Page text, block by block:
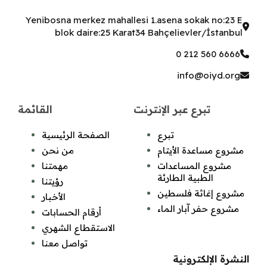
Yenibosna merkez mahallesi 1.asena sokak no:23 E
blok daire:25 Karat34 Bahçelievler/İstanbul
0 212 560 6666
info@oiyd.org
القائمة
الصفحة الرئيسية
من نحن
مهمتنا
رؤيتنا
الأخبار
أرقام الحسابات
الاستقطاع الشهري
تواصل معنا
تبرع عبر الإنترنت
تبرع
مشروع مساعدة الأيتام
مشروع المساعدات
الطبية الطارئة
مشروع إغاثة فلسطين
مشروع حفر آبار الماء
النشرة الإلكترونية